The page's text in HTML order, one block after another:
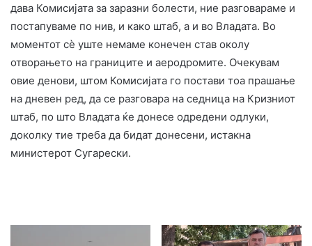
дава Комисијата за заразни болести, ние разговараме и
постапуваме по нив, и како штаб, а и во Владата. Во
моментот сè уште немаме конечен став околу
отворањето на границите и аеродромите. Очекувам
овие денови, штом Комисијата го постави тоа прашање
на дневен ред, да се разговара на седница на Кризниот
штаб, по што Владата ќе донесе одредени одлуки,
доколку тие треба да бидат донесени, истакна
министерот Сугарески.